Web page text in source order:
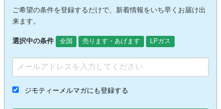
ご希望の条件を登録するだけで、新着情報をいち早くお届け出
来ます。
選択中の条件 全国 売ります・あげます LPガス
ジモティーメルマガにも登録する